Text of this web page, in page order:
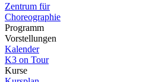
Zentrum für
Choreographie
Programm
Vorstellungen
Kalender
K3 on Tour
Kurse